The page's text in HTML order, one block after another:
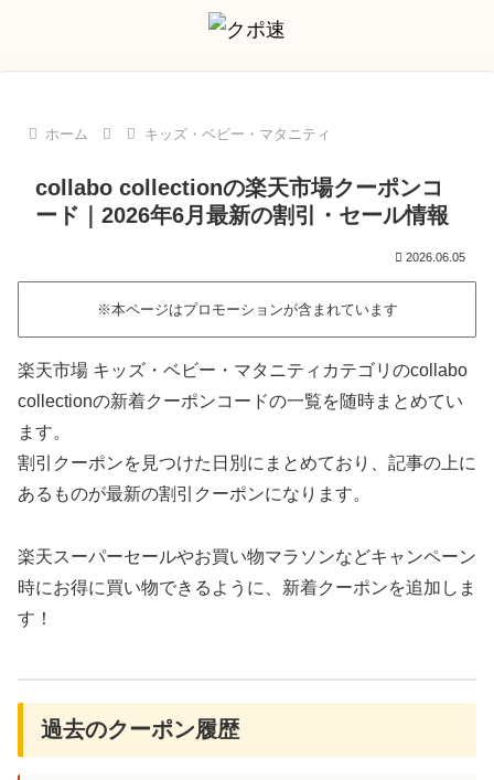
ホーム キッズ・ベビー・マタニティ
collabo collectionの楽天市場クーポンコ
ード｜2026年6月最新の割引・セール情報
2026.06.05
※本ページはプロモーションが含まれています
楽天市場 キッズ・ベビー・マタニティカテゴリのcollabo
collectionの新着クーポンコードの一覧を随時まとめてい
ます。
割引クーポンを見つけた日別にまとめており、記事の上に
あるものが最新の割引クーポンになります。
楽天スーパーセールやお買い物マラソンなどキャンペーン
時にお得に買い物できるように、新着クーポンを追加しま
す！
過去のクーポン履歴